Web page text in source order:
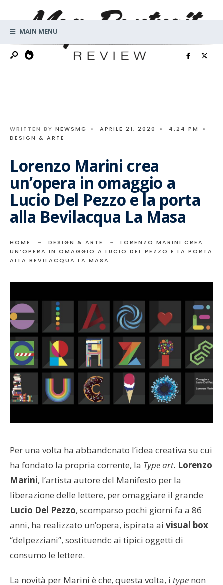
contentMAIN MENU
WRITTEN BY NEWSMG • APRILE 21, 2020 • 4:24 PM
•
DESIGN & ARTE
Lorenzo Marini crea
un’opera in omaggio a
Lucio Del Pezzo e la porta
alla Bevilacqua La Masa
HOME DESIGN & ARTE
LORENZO MARINI CREA
UN’OPERA IN OMAGGIO A LUCIO DEL PEZZO E LA PORTA
ALLA BEVILACQUA LA MASA
Per una volta ha abbandonato l’idea creativa su cui
ha fondato la propria corrente, la Typeart. Lorenzo
Marini, l’artista autore del Manifesto per la
liberazione delle lettere, per omaggiare il grande
Lucio Del Pezzo, scomparso pochi giorni fa a 86
anni, ha realizzato un’opera, ispirata ai visual box
“delpezziani”, sostituendo ai tipici oggetti di
consumo le lettere.
La novità per Marini è che, questa volta, i type non